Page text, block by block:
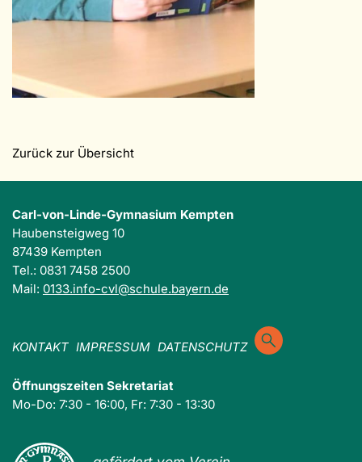
Zurück zur Übersicht
Carl-von-Linde-Gymnasium Kempten
Haubensteigweg 10
87439 Kempten
Tel.: 0831 7458 2500
Mail: 0133.info-cvl@schule.bayern.de
KONTAKT IMPRESSUM DATENSCHUTZ
Öffnungszeiten Sekretariat
Mo-Do: 7:30 - 16:00, Fr: 7:30 - 13:30